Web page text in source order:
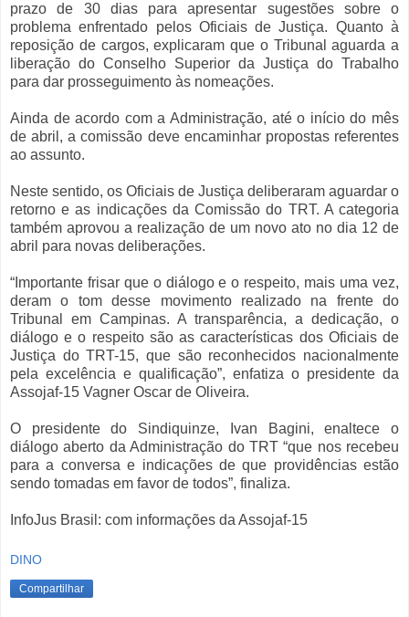
prazo de 30 dias para apresentar sugestões sobre o
problema enfrentado pelos Oficiais de Justiça. Quanto à
reposição de cargos, explicaram que o Tribunal aguarda a
liberação do Conselho Superior da Justiça do Trabalho
para dar prosseguimento às nomeações.
Ainda de acordo com a Administração, até o início do mês
de abril, a comissão deve encaminhar propostas referentes
ao assunto.
Neste sentido, os Oficiais de Justiça deliberaram aguardar o
retorno e as indicações da Comissão do TRT. A categoria
também aprovou a realização de um novo ato no dia 12 de
abril para novas deliberações.
“Importante frisar que o diálogo e o respeito, mais uma vez,
deram o tom desse movimento realizado na frente do
Tribunal em Campinas. A transparência, a dedicação, o
diálogo e o respeito são as características dos Oficiais de
Justiça do TRT-15, que são reconhecidos nacionalmente
pela excelência e qualificação”, enfatiza o presidente da
Assojaf-15 Vagner Oscar de Oliveira.
O presidente do Sindiquinze, Ivan Bagini, enaltece o
diálogo aberto da Administração do TRT “que nos recebeu
para a conversa e indicações de que providências estão
sendo tomadas em favor de todos”, finaliza.
InfoJus Brasil: com informações da Assojaf-15
DINO
Compartilhar